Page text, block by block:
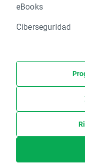
eBooks
Ciberseguridad